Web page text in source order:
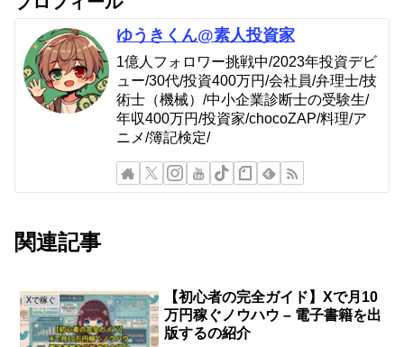
ゆうきくん@素人投資家
1億人フォロワー挑戦中/2023年投資デビ
ュー/30代/投資400万円/会社員/弁理士/技
術士（機械）/中小企業診断士の受験生/
年収400万円/投資家/chocoZAP/料理/ア
ニメ/簿記検定/
関連記事
Xで稼ぐ
【初心者の完全ガイド】Xで月10
万円稼ぐノウハウ – 電子書籍を出
版するの紹介